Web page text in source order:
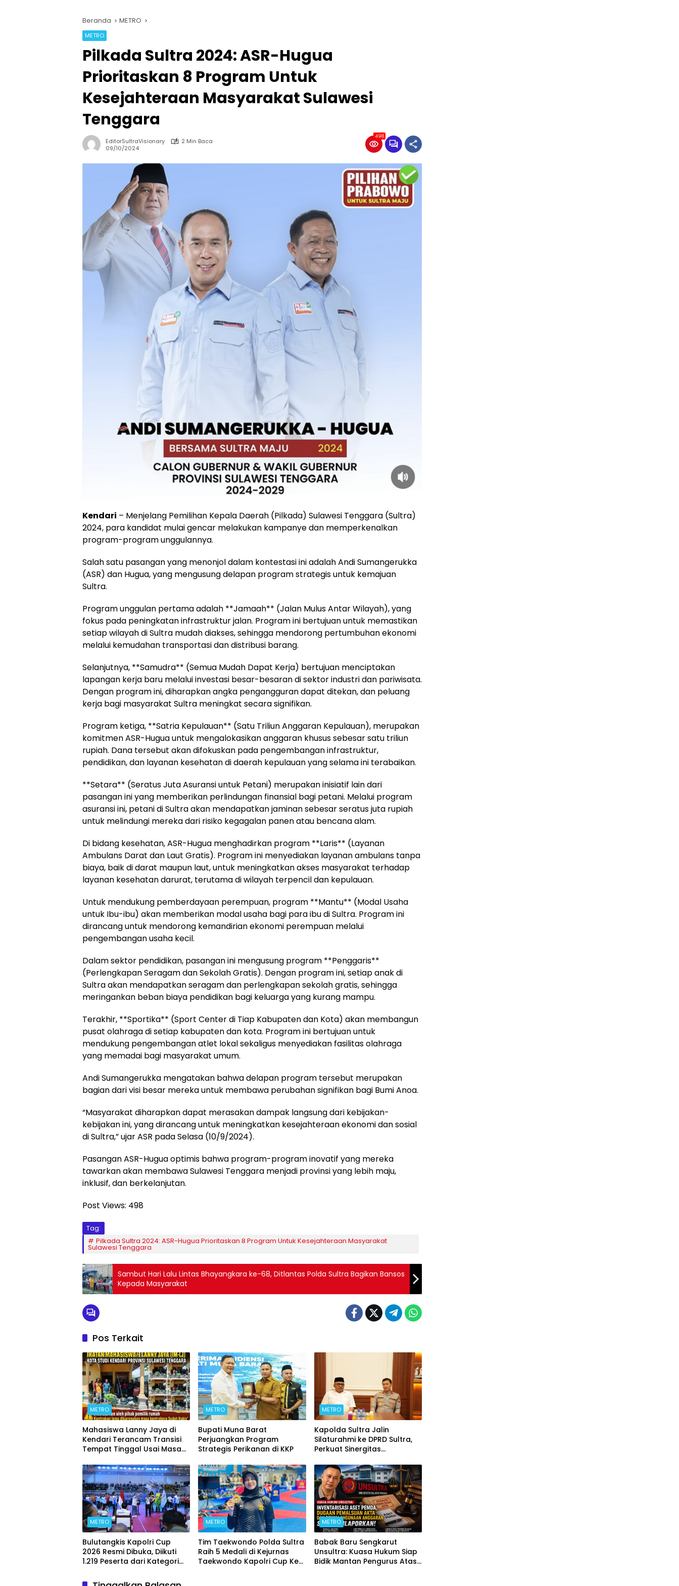
Beranda METRO
METRO
Pilkada Sultra 2024: ASR-Hugua
Prioritaskan 8 Program Untuk
Kesejahteraan Masyarakat Sulawesi
Tenggara
EditorSultraVisionary
2 Min Baca
09/10/2024
498
Kendari – Menjelang Pemilihan Kepala Daerah (Pilkada) Sulawesi Tenggara (Sultra)
2024, para kandidat mulai gencar melakukan kampanye dan memperkenalkan
program-program unggulannya.
Salah satu pasangan yang menonjol dalam kontestasi ini adalah Andi Sumangerukka
(ASR) dan Hugua, yang mengusung delapan program strategis untuk kemajuan
Sultra.
Program unggulan pertama adalah **Jamaah** (Jalan Mulus Antar Wilayah), yang
fokus pada peningkatan infrastruktur jalan. Program ini bertujuan untuk memastikan
setiap wilayah di Sultra mudah diakses, sehingga mendorong pertumbuhan ekonomi
melalui kemudahan transportasi dan distribusi barang.
Selanjutnya, **Samudra** (Semua Mudah Dapat Kerja) bertujuan menciptakan
lapangan kerja baru melalui investasi besar-besaran di sektor industri dan pariwisata.
Dengan program ini, diharapkan angka pengangguran dapat ditekan, dan peluang
kerja bagi masyarakat Sultra meningkat secara signifikan.
Program ketiga, **Satria Kepulauan** (Satu Triliun Anggaran Kepulauan), merupakan
komitmen ASR-Hugua untuk mengalokasikan anggaran khusus sebesar satu triliun
rupiah. Dana tersebut akan difokuskan pada pengembangan infrastruktur,
pendidikan, dan layanan kesehatan di daerah kepulauan yang selama ini terabaikan.
**Setara** (Seratus Juta Asuransi untuk Petani) merupakan inisiatif lain dari
pasangan ini yang memberikan perlindungan finansial bagi petani. Melalui program
asuransi ini, petani di Sultra akan mendapatkan jaminan sebesar seratus juta rupiah
untuk melindungi mereka dari risiko kegagalan panen atau bencana alam.
Di bidang kesehatan, ASR-Hugua menghadirkan program **Laris** (Layanan
Ambulans Darat dan Laut Gratis). Program ini menyediakan layanan ambulans tanpa
biaya, baik di darat maupun laut, untuk meningkatkan akses masyarakat terhadap
layanan kesehatan darurat, terutama di wilayah terpencil dan kepulauan.
Untuk mendukung pemberdayaan perempuan, program **Mantu** (Modal Usaha
untuk Ibu-ibu) akan memberikan modal usaha bagi para ibu di Sultra. Program ini
dirancang untuk mendorong kemandirian ekonomi perempuan melalui
pengembangan usaha kecil.
Dalam sektor pendidikan, pasangan ini mengusung program **Penggaris**
(Perlengkapan Seragam dan Sekolah Gratis). Dengan program ini, setiap anak di
Sultra akan mendapatkan seragam dan perlengkapan sekolah gratis, sehingga
meringankan beban biaya pendidikan bagi keluarga yang kurang mampu.
Terakhir, **Sportika** (Sport Center di Tiap Kabupaten dan Kota) akan membangun
pusat olahraga di setiap kabupaten dan kota. Program ini bertujuan untuk
mendukung pengembangan atlet lokal sekaligus menyediakan fasilitas olahraga
yang memadai bagi masyarakat umum.
Andi Sumangerukka mengatakan bahwa delapan program tersebut merupakan
bagian dari visi besar mereka untuk membawa perubahan signifikan bagi Bumi Anoa.
“Masyarakat diharapkan dapat merasakan dampak langsung dari kebijakan-
kebijakan ini, yang dirancang untuk meningkatkan kesejahteraan ekonomi dan sosial
di Sultra,” ujar ASR pada Selasa (10/9/2024).
Pasangan ASR-Hugua optimis bahwa program-program inovatif yang mereka
tawarkan akan membawa Sulawesi Tenggara menjadi provinsi yang lebih maju,
inklusif, dan berkelanjutan.
Post Views: 498
Tag:
Pilkada Sultra 2024: ASR-Hugua Prioritaskan 8 Program Untuk Kesejahteraan Masyarakat
Sulawesi Tenggara
Sambut Hari Lalu Lintas Bhayangkara ke-68, Ditlantas Polda Sultra Bagikan Bansos
Kepada Masyarakat
Pos Terkait
METRO
Mahasiswa Lanny Jaya di
Kendari Terancam Transisi
Tempat Tinggal Usai Masa
METRO
Bupati Muna Barat
Perjuangkan Program
Strategis Perikanan di KKP
METRO
Kapolda Sultra Jalin
Silaturahmi ke DPRD Sultra,
Perkuat Sinergitas
Daerah
METRO
Bulutangkis Kapolri Cup
2026 Resmi Dibuka, Diikuti
1.219 Peserta dari Kategori
METRO
Tim Taekwondo Polda Sultra
Raih 5 Medali di Kejurnas
Taekwondo Kapolri Cup Ke-
METRO
Babak Baru Sengkarut
Unsultra: Kuasa Hukum Siap
Bidik Mantan Pengurus Atas